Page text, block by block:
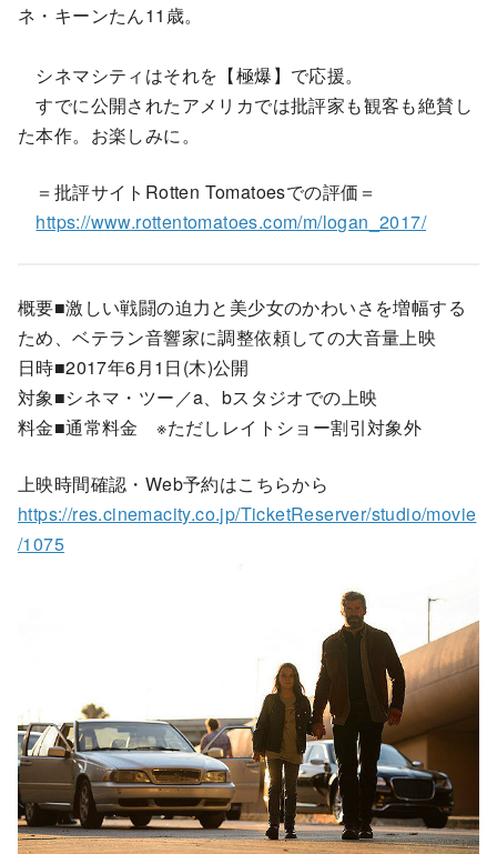
ネ・キーンたん11歳。
シネマシティはそれを【極爆】で応援。
すでに公開されたアメリカでは批評家も観客も絶賛し
た本作。お楽しみに。
＝批評サイトRotten Tomatoesでの評価＝
https://www.rottentomatoes.com/m/logan_2017/
概要■激しい戦闘の迫力と美少女のかわいさを増幅する
ため、ベテラン音響家に調整依頼しての大音量上映
日時■2017年6月1日(木)公開
対象■シネマ・ツー／a、bスタジオでの上映
料金■通常料金 ※ただしレイトショー割引対象外
上映時間確認・Web予約はこちらから
https://res.cinemacity.co.jp/TicketReserver/studio/movie
/1075